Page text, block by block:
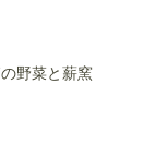
野菜と薪窯